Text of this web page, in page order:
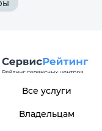
Все услуги
Владельцам